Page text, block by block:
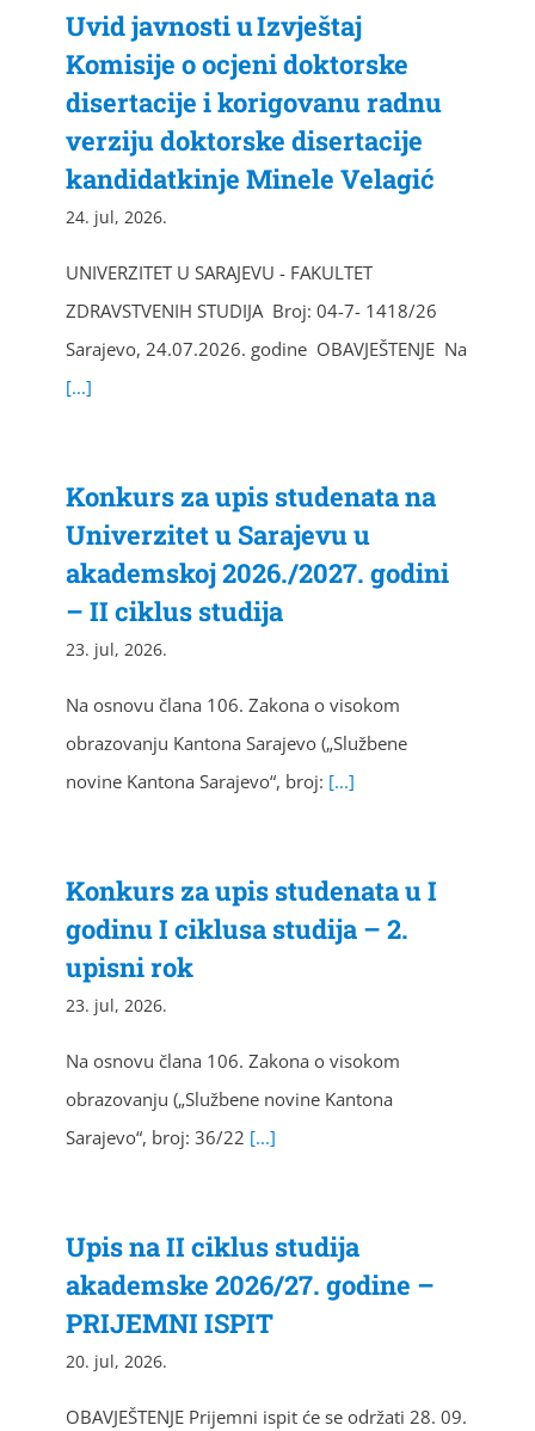
Uvid javnosti u Izvještaj
Komisije o ocjeni doktorske
disertacije i korigovanu radnu
verziju doktorske disertacije
kandidatkinje Minele Velagić
24. jul, 2026.
UNIVERZITET U SARAJEVU - FAKULTET
ZDRAVSTVENIH STUDIJA Broj: 04-7- 1418/26
Sarajevo, 24.07.2026. godine OBAVJEŠTENJE Na
[...]
Konkurs za upis studenata na
Univerzitet u Sarajevu u
akademskoj 2026./2027. godini
– II ciklus studija
23. jul, 2026.
Na osnovu člana 106. Zakona o visokom
obrazovanju Kantona Sarajevo („Službene
novine Kantona Sarajevo“, broj: [...]
Konkurs za upis studenata u I
godinu I ciklusa studija – 2.
upisni rok
23. jul, 2026.
Na osnovu člana 106. Zakona o visokom
obrazovanju („Službene novine Kantona
Sarajevo“, broj: 36/22 [...]
Upis na II ciklus studija
akademske 2026/27. godine –
PRIJEMNI ISPIT
20. jul, 2026.
OBAVJEŠTENJE Prijemni ispit će se održati 28. 09.